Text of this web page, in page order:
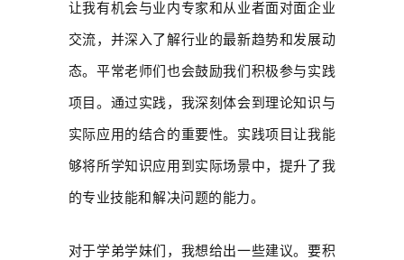
让我有机会与业内专家和从业者面对面企业
交流，并深入了解行业的最新趋势和发展动
态。平常老师们也会鼓励我们积极参与实践
项目。通过实践，我深刻体会到理论知识与
实际应用的结合的重要性。实践项目让我能
够将所学知识应用到实际场景中，提升了我
的专业技能和解决问题的能力。
对于学弟学妹们，我想给出一些建议。要积